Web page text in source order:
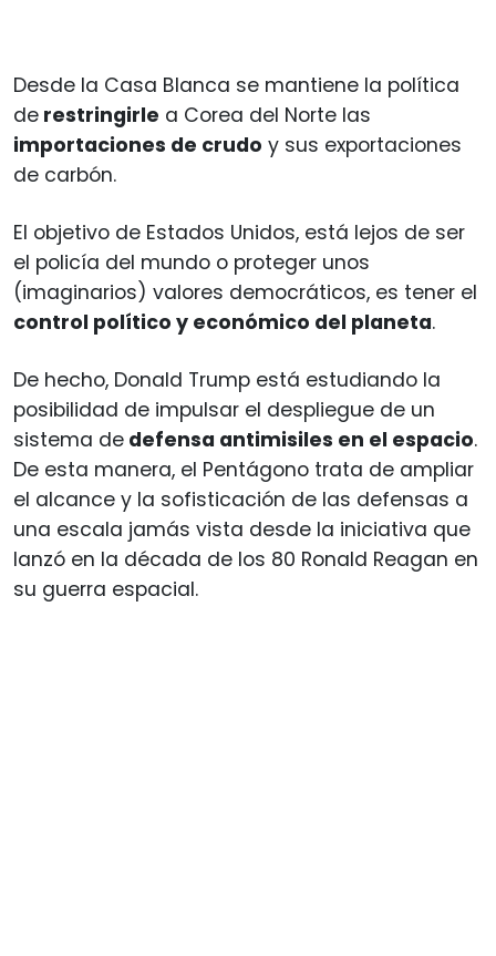
Desde la Casa Blanca se mantiene la política
de restringirle a Corea del Norte las
importaciones de crudo y sus exportaciones
de carbón.
El objetivo de Estados Unidos, está lejos de ser
el policía del mundo o proteger unos
(imaginarios) valores democráticos, es tener el
control político y económico del planeta.
De hecho, Donald Trump está estudiando la
posibilidad de impulsar el despliegue de un
sistema de defensa antimisiles en el espacio.
De esta manera, el Pentágono trata de ampliar
el alcance y la sofisticación de las defensas a
una escala jamás vista desde la iniciativa que
lanzó en la década de los 80 Ronald Reagan en
su guerra espacial.